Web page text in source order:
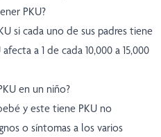
PKU?
si cada uno de sus padres tiene
a 1 de cada 10,000 a 15,000
en un niño?
y este tiene PKU no
o síntomas a los varios